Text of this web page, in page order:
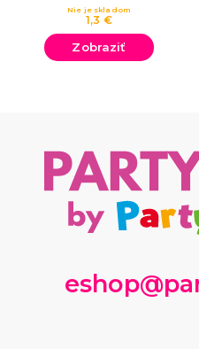
1,3 €
Nie je skladom
Zobraziť